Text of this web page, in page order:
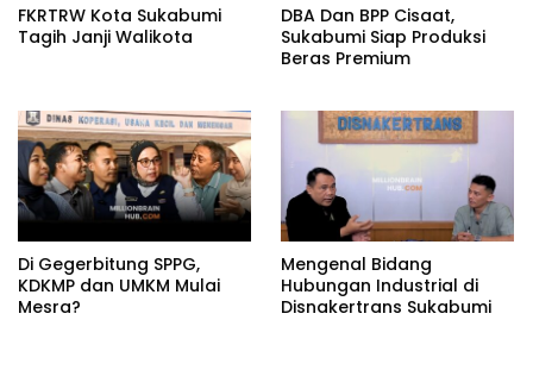
FKRTRW Kota Sukabumi
Tagih Janji Walikota
DBA Dan BPP Cisaat,
Sukabumi Siap Produksi
Beras Premium
Di Gegerbitung SPPG,
KDKMP dan UMKM Mulai
Mesra?
Mengenal Bidang
Hubungan Industrial di
Disnakertrans Sukabumi